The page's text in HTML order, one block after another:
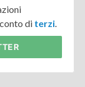
di terzi.